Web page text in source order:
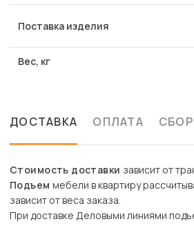
Поставка изделия
Вес, кг
ДОСТАВКА ОПЛАТА
Стоимость доставки зависит от
Подъем мебели в квартиру
зависит от веса заказа.
При доставке Деловыми линиями